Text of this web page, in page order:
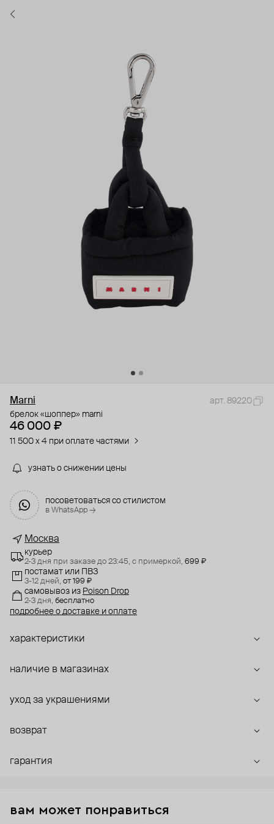
Marni
арт. 89220
брелок «шоппер» marni
46 000 ₽
11 500 x 4 при оплате частями
узнать о снижении цены
посоветоваться со стилистом
в WhatsApp →
Москва
курьер
2-3 дня при заказе до 23:45, с примеркой, 699 ₽
постамат или ПВЗ
3-12 дней, от 199 ₽
самовывоз из Poison Drop
2-3 дня, бесплатно
подробнее о доставке и оплате
характеристики
наличие в магазинах
уход за украшениями
возврат
гарантия
вам может понравиться